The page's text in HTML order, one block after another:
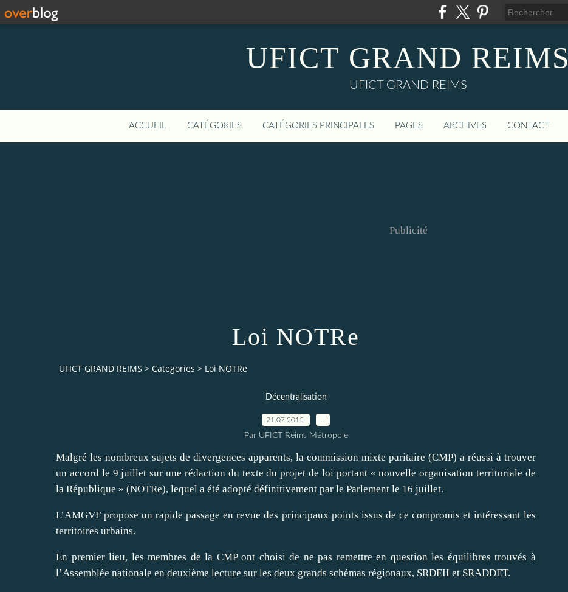
UFICT GRAND REIMS
UFICT GRAND REIMS
ACCUEIL CATÉGORIES CATÉGORIES PRINCIPALES PAGES ARCHIVES CONTACT
Publicité
Loi NOTRe
UFICT GRAND REIMS > Categories > Loi NOTRe
Décentralisation
21.07.2015
Par UFICT Reims Métropole
Malgré les nombreux sujets de divergences apparents, la commission mixte paritaire (CMP) a réussi à trouver
un accord le 9 juillet sur une rédaction du texte du projet de loi portant « nouvelle organisation territoriale de
la République » (NOTRe), lequel a été adopté définitivement par le Parlement le 16 juillet.
L’AMGVF propose un rapide passage en revue des principaux points issus de ce compromis et intéressant les
territoires urbains.
En premier lieu, les membres de la CMP ont choisi de ne pas remettre en question les équilibres trouvés à
l’Assemblée nationale en deuxième lecture sur les deux grands schémas régionaux, SRDEII et SRADDET.